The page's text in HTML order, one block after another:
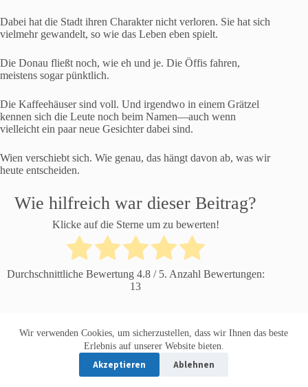
Wir verwenden Cookies, um sicherzustellen, dass wir Ihnen das beste
Erlebnis auf unserer Website bieten.
Akzeptieren Ablehnen
Dabei hat die Stadt ihren Charakter nicht verloren. Sie hat sich
vielmehr gewandelt, so wie das Leben eben spielt.
Die Donau fließt noch, wie eh und je. Die Öffis fahren,
meistens sogar pünktlich.
Die Kaffeehäuser sind voll. Und irgendwo in einem Grätzel
kennen sich die Leute noch beim Namen—auch wenn
vielleicht ein paar neue Gesichter dabei sind.
Wien verschiebt sich. Wie genau, das hängt davon ab, was wir
heute entscheiden.
Wie hilfreich war dieser Beitrag?
Klicke auf die Sterne um zu bewerten!
Durchschnittliche Bewertung 4.8/ 5. Anzahl Bewertungen:
13
Datenschutzerklärung Impressum